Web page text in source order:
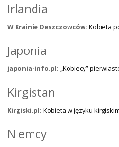
Irlandia
W Krainie Deszczowców: Kobieta
Japonia
japonia-info.pl: „Kobiecy”
Kirgistan
Kirgiski.pl: Kobieta w języku kirgiskim
Niemcy